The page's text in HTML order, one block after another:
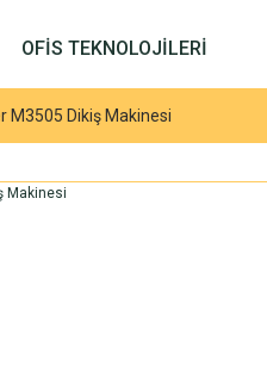
OFİS TEKNOLOJİLERİ
M3505 Dikiş Makinesi